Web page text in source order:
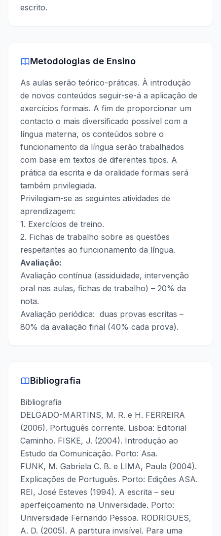
escrito.
Metodologias de Ensino
As aulas serão teórico-práticas. À introdução
de novos conteúdos seguir-se-á a aplicação de
exercícios formais. A fim de proporcionar um
contacto o mais diversificado possível com a
língua materna, os conteúdos sobre o
funcionamento da língua serão trabalhados
com base em textos de diferentes tipos. A
prática da escrita e da oralidade formais será
também privilegiada.
Privilegiam-se as seguintes atividades de
aprendizagem:
1. Exercícios de treino.
2. Fichas de trabalho sobre as questões
respeitantes ao funcionamento da língua.
Avaliação:
Avaliação contínua (assiduidade, intervenção
oral nas aulas, fichas de trabalho) – 20% da
nota.
Avaliação periódica: duas provas escritas –
80% da avaliação final (40% cada prova).
Bibliografia
Bibliografia
DELGADO-MARTINS, M. R. e H. FERREIRA
(2006). Português corrente. Lisboa: Editorial
Caminho. FISKE, J. (2004). Introdução ao
Estudo da Comunicação. Porto: Asa.
FUNK, M. Gabriela C. B. e LIMA, Paula (2004).
Explicações de Português. Porto: Edições ASA.
REI, José Esteves (1994). A escrita – seu
aperfeiçoamento na Universidade. Porto:
Universidade Fernando Pessoa. RODRIGUES,
A. D. (2005). A partitura invisível. Para uma